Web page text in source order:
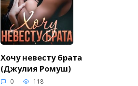
Хочу невесту брата
(Джулия Ромуш)
0 118